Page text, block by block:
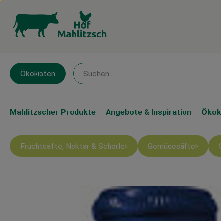
Ökokisten
Mahlitzscher Produkte Angebote & Inspiration
Fruchtsäfte, Nektar & Schorle Gemüsesäfte